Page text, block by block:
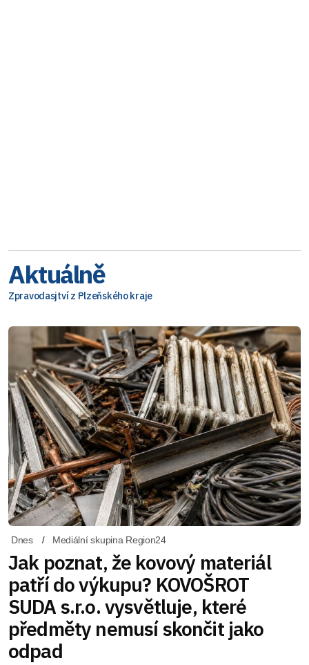
Aktuálně
Zpravodasjtví z Plzeňského kraje
Dnes Mediální skupina Region24
Jak poznat, že kovový materiál
patří do výkupu? KOVOŠROT
SUDA s.r.o. vysvětluje, které
předměty nemusí skončit jako
odpad